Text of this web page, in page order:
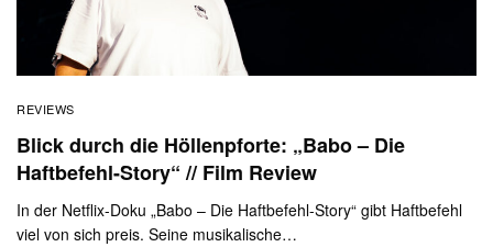
REVIEWS
Blick durch die Höllenpforte: „Babo – Die
Haftbefehl-Story“ // Film Review
In der Netflix-Doku „Babo – Die Haftbefehl-Story“ gibt Haftbefehl
viel von sich preis. Seine musikalische…